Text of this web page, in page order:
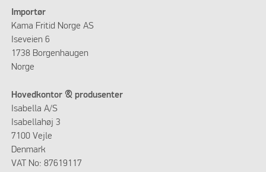
Importør
Kama Fritid Norge AS
Iseveien 6
1738 Borgenhaugen
Norge
Hovedkontor & produsenter
Isabella A/S
Isabellahøj 3
7100 Vejle
Denmark
VAT No: 87619117